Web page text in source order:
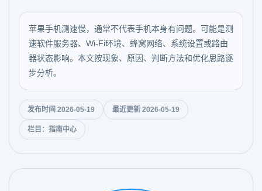
苹果手机测速慢，通常不代表手机本身有问题。可能是测
速软件服务器、Wi-Fi环境、蜂窝网络、系统设置或路由
器状态影响。本文按现象、原因、判断方法和优化思路逐
步分析。
发布时间 2026-05-19 最近更新 2026-05-19
栏目：指南中心